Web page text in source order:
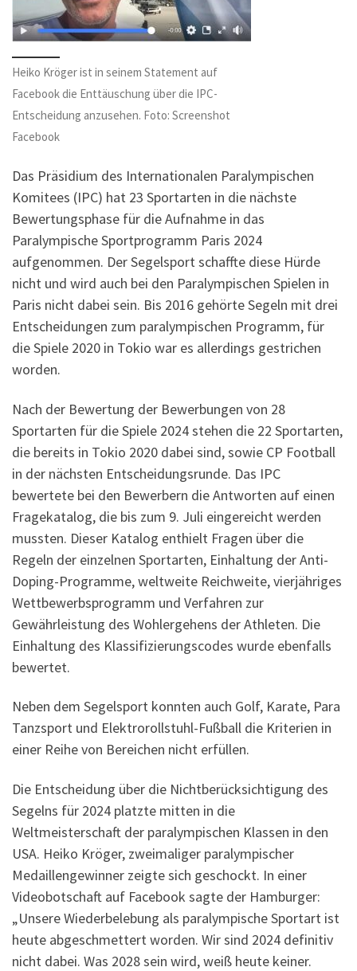
Heiko Kröger ist in seinem Statement auf
Facebook die Enttäuschung über die IPC-
Entscheidung anzusehen. Foto: Screenshot
Facebook
Das Präsidium des Internationalen Paralympischen
Komitees (IPC) hat 23 Sportarten in die nächste
Bewertungsphase für die Aufnahme in das
Paralympische Sportprogramm Paris 2024
aufgenommen. Der Segelsport schaffte diese Hürde
nicht und wird auch bei den Paralympischen Spielen in
Paris nicht dabei sein. Bis 2016 gehörte Segeln mit drei
Entscheidungen zum paralympischen Programm, für
die Spiele 2020 in Tokio war es allerdings gestrichen
worden.
Nach der Bewertung der Bewerbungen von 28
Sportarten für die Spiele 2024 stehen die 22 Sportarten,
die bereits in Tokio 2020 dabei sind, sowie CP Football
in der nächsten Entscheidungsrunde. Das IPC
bewertete bei den Bewerbern die Antworten auf einen
Fragekatalog, die bis zum 9. Juli eingereicht werden
mussten. Dieser Katalog enthielt Fragen über die
Regeln der einzelnen Sportarten, Einhaltung der Anti-
Doping-Programme, weltweite Reichweite, vierjähriges
Wettbewerbsprogramm und Verfahren zur
Gewährleistung des Wohlergehens der Athleten. Die
Einhaltung des Klassifizierungscodes wurde ebenfalls
bewertet.
Neben dem Segelsport konnten auch Golf, Karate, Para
Tanzsport und Elektrorollstuhl-Fußball die Kriterien in
einer Reihe von Bereichen nicht erfüllen.
Die Entscheidung über die Nichtberücksichtigung des
Segelns für 2024 platzte mitten in die
Weltmeisterschaft der paralympischen Klassen in den
USA. Heiko Kröger, zweimaliger paralympischer
Medaillengewinner zeigte sich geschockt. In einer
Videobotschaft auf Facebook sagte der Hamburger:
„Unsere Wiederbelebung als paralympische Sportart ist
heute abgeschmettert worden. Wir sind 2024 definitiv
nicht dabei. Was 2028 sein wird, weiß heute keiner.